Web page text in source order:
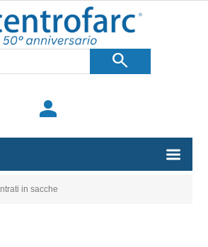
search
person
in sacche